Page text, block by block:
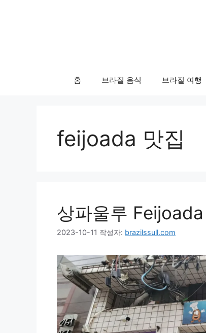
홈 브라질 음식 브라질 여행
feijoada 맛집
상파울루
2023-10-11 작성자: brazilssull.com